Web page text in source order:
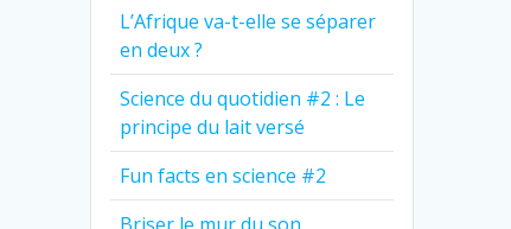
L’Afrique va-t-elle se séparer
en deux ?
Science du quotidien #2 : Le
principe du lait versé
Fun facts en science #2